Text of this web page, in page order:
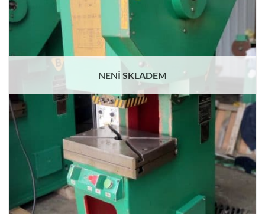
NENÍ SKLADEM